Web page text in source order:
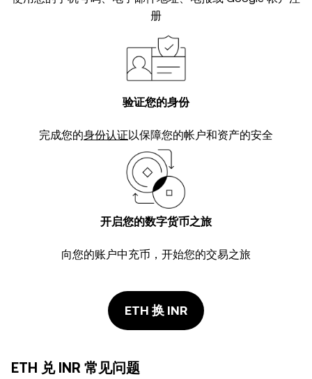
册
验证您的身份
完成您的身份认证以保障您的帐户和资产的安全
开启您的数字货币之旅
向您的账户中充币，开始您的交易之旅
ETH 换 INR
ETH 兑 INR 常见问题